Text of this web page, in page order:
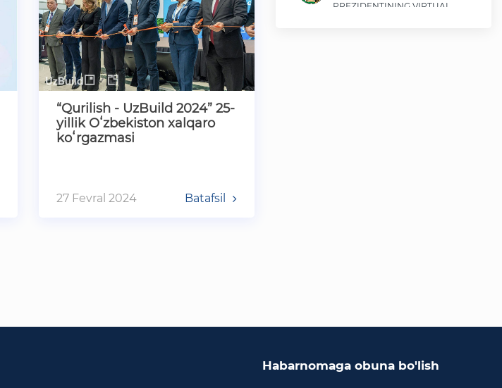
“Qurilish - UzBuild 2024” 25-
yillik Oʻzbekiston xalqaro
koʻrgazmasi
27 Fevral 2024 Batafsil
PREZIDENTINING VIRTUAL
Habarnomaga obuna bo'lish